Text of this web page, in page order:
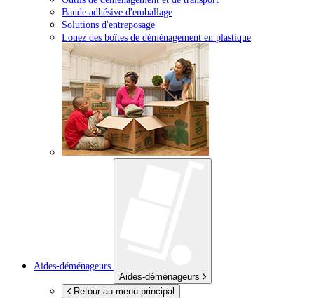
Bande adhésive d'emballage
Solutions d'entreposage
Louez des boîtes de déménagement en plastique
Aides-déménageurs
Aides-déménageurs
Retour au menu principal